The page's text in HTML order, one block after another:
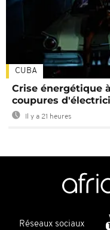
CUBA
Crise énergétique
coupures
Il y a 21 heures
Réseaux sociaux